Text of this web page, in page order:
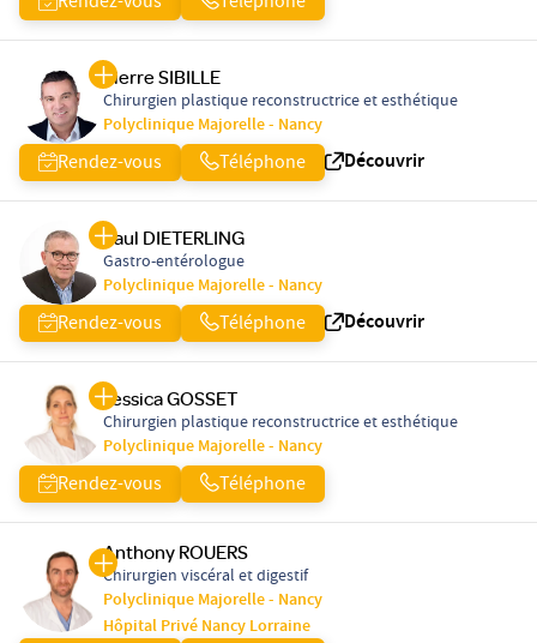
Pierre SIBILLE
Chirurgien plastique reconstructrice et esthétique
Polyclinique Majorelle - Nancy
Rendez-vous Téléphone Découvrir
Paul DIETERLING
Gastro-entérologue
Polyclinique Majorelle - Nancy
Rendez-vous Téléphone Découvrir
Jessica GOSSET
Chirurgien plastique reconstructrice et esthétique
Polyclinique Majorelle - Nancy
Rendez-vous Téléphone
Anthony ROUERS
Chirurgien viscéral et digestif
Polyclinique Majorelle - Nancy
Hôpital Privé Nancy Lorraine